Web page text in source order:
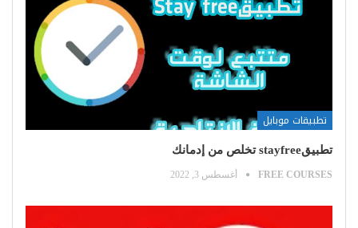
تطبيقات موبايل
تطبيقstayfree تخلص من إدمانك
FREE COURSES أغسطس 3, 2022